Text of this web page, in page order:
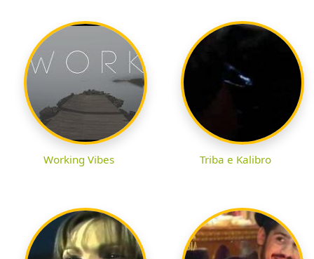
Working Vibes Triba e Kalibro